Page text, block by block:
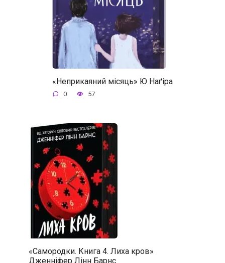
«Неприкаяний місяць» Ю Наґіра
0 57
«Самородки. Книга 4. Лиха кров»
Дженніфер Лінн Барнс